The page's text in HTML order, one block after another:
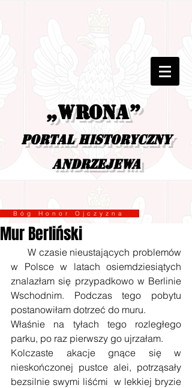
„Wrona”
portal historyczny
Andrzejewa
Honor Ojczyzna
Mur Berliński
w Polsce w latach osiemdziesiątych
znalazłam się przypadkowo w Berlinie
Wschodnim. Podczas tego pobytu
postanowiłam dotrzeć do muru.
Właśnie na tyłach tego rozległego
parku, po raz pierwszy go ujrzałam.
Kolczaste akacje gnące się w
nieskończonej pustce alei, potrząsały
bezsilnie swymi liśćmi  w lekkiej bryzie